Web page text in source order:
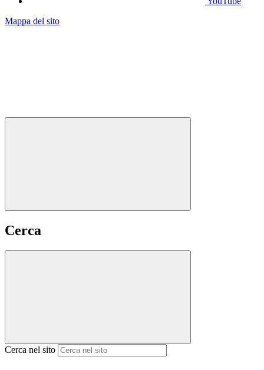
Mappa del sito
Cerca
Cerca nel sito